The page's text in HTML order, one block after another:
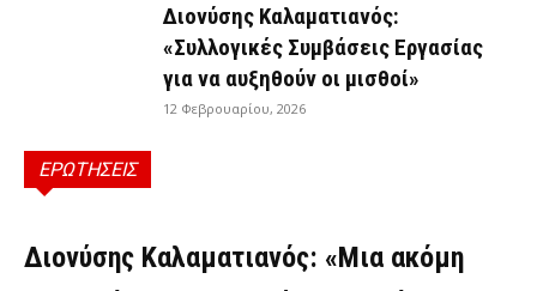
Διονύσης Καλαματιανός:
«Συλλογικές Συμβάσεις Εργασίας
για να αυξηθούν οι μισθοί»
12 Φεβρουαρίου, 2026
ΕΡΩΤΗΣΕΙΣ
ΕΡΩΤΉΣΕΙΣ
Διονύσης Καλαματιανός: «Μια ακόμη